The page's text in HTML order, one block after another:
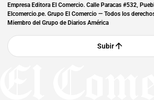
Empresa Editora El Comercio. Calle Paracas #532,
Elcomercio.pe. Grupo El Comercio — Todos los
Miembro del Grupo de Diarios América
Subir